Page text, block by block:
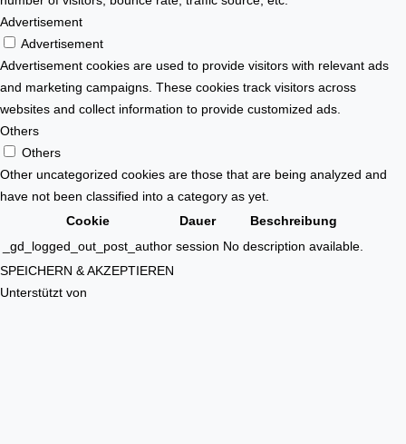
Advertisement
Advertisement
Advertisement cookies are used to provide visitors with relevant ads
and marketing campaigns. These cookies track visitors across
websites and collect information to provide customized ads.
Others
Others
Other uncategorized cookies are those that are being analyzed and
have not been classified into a category as yet.
Cookie
Dauer
Beschreibung
_gd_logged_out_post_author session No description available.
SPEICHERN & AKZEPTIEREN
Unterstützt von